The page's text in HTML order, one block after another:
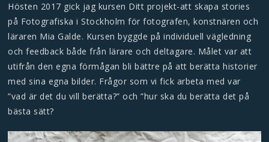
Hösten 2017 gick jag kursen Ditt projekt-att skapa stories
på Fotografiska i Stockholm för fotografen, konstnären och
läraren Mia Galde. Kursen byggde på individuell vägledning
och feedback både från lärare och deltagare. Målet var att
utifrån den egna förmågan bli bättre på att berätta historier
med sina egna bilder. Frågor som vi fick arbeta med var
”vad är det du vill berätta?” och ”hur ska du berätta det på
bästa sätt?